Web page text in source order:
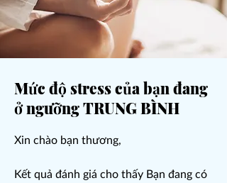
Mức độ stress của bạn đang
ở ngưỡng TRUNG BÌNH
Xin chào bạn thương,
Kết quả đánh giá cho thấy Bạn đang có